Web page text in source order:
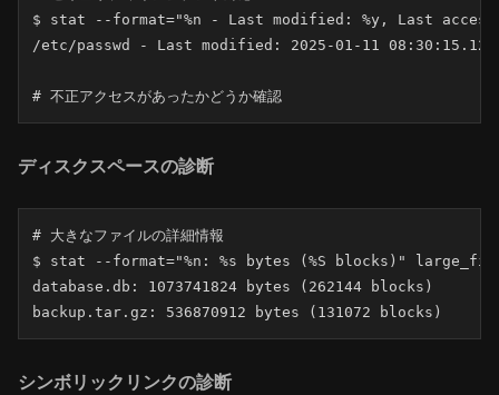
$ stat --format="%n - Last modified: %y, Last
/etc/passwd - Last modified: 2025-01-11
# 不正アクセスがあったかどうか確認
ディスクスペースの診断
# 大きなファイルの詳細情報
$ stat --format="%n: %s bytes (%S blocks)"
database.db: 1073741824 bytes (262144 blocks)
backup.tar.gz: 536870912 bytes (131072 blocks)
シンボリックリンクの診断